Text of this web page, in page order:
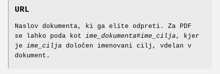
URL
Naslov dokumenta, ki ga elite odpreti. Za PDF
se lahko poda kot ime_dokumenta#ime_cilja , kjer
je ime_cilja določen imenovani cilj, vdelan v
dokument.